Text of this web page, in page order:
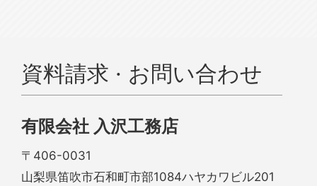
資料請求 · お問い合わせ
有限会社 入沢工務店
〒406-0031
山梨県笛吹市石和町市部1084ハヤカワビル201